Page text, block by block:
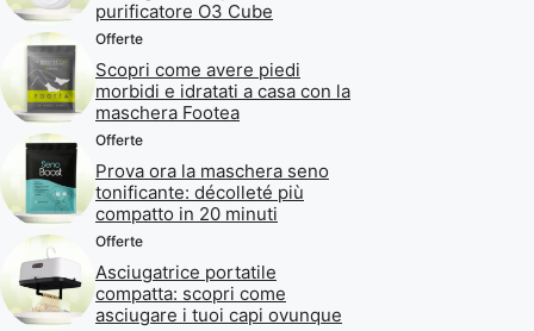
purificatore O3 Cube
Offerte
Scopri come avere piedi
morbidi e idratati a casa con la
maschera Footea
Offerte
Prova ora la maschera seno
tonificante: décolleté più
compatto in 20 minuti
Offerte
Asciugatrice portatile
compatta: scopri come
asciugare i tuoi capi ovunque